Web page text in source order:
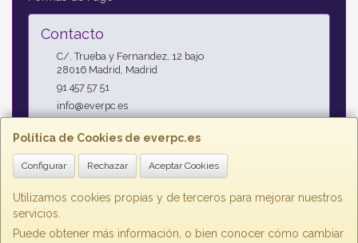
Política de Cookies de everpc.es
Configurar Rechazar Aceptar Cookies
Utilizamos cookies propias y de terceros para mejorar nuestros
servicios.
Puede obtener más información, o bien conocer cómo cambiar
Contacto
C/. Trueba y Fernandez, 12 bajo
28016 Madrid Madrid
91 457 57 51
info@everpc.es
Horario
Horario continuo : Lunes a Jueves 09:00h - 19:00h, Viernes
09:00h - 14:00h